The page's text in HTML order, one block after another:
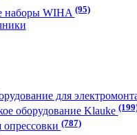
наборы WIHA(95)
для
оборудование Klauke
(787)